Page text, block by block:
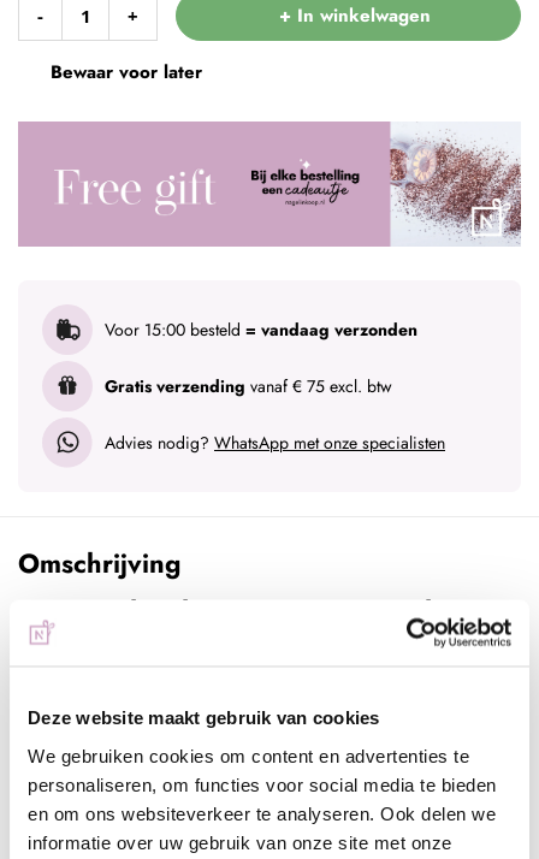
Deze website maakt gebruik van cookies
We gebruiken cookies om content en advertenties te
personaliseren, om functies voor social media te bieden
en om ons websiteverkeer te analyseren. Ook delen we
informatie over uw gebruik van onze site met onze
- + + In winkelwagen
Bewaar voor later
Voor 15:00 besteld = vandaag verzonden
Gratis verzending vanaf € 75 excl. btw
Advies nodig? WhatsApp met onze specialisten
Omschrijving
NeXt Gel Color NC05 Roze 5ml
Hét revolutionaire product van dit moment! Gemakkelijker dan
om te vijlen en heeft een heerlijke geur.
Deze mooie gekleurde nextgel is uitermate geschikt voor de
vrije rand van de french manicure, colorboom/glitterfading of
een one tone nagel.